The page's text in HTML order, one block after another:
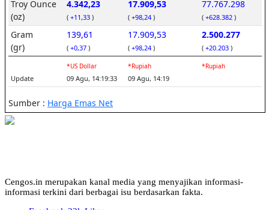
Cengos.in merupakan kanal media yang menyajikan informasi-
informasi terkini dari berbagai isu berdasarkan fakta.